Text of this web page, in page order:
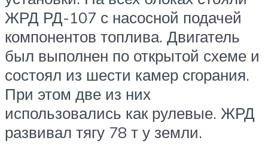
ЖРД РД-107 с насосной подачей
компонентов топлива. Двигатель
был выполнен по открытой схеме и
состоял из шести камер сгорания.
При этом две из них
использовались как рулевые. ЖРД
развивал тягу 78 т у земли.